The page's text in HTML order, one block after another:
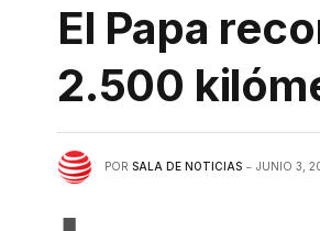
El Papa
2.500
POR SALA DE NOTICIAS JUNIO 3,